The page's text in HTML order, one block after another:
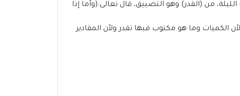
من (القدر) وهو التضييق، قال تعالى:(وأما إذا
الكميات وما هو مكتوب فيها تقدر ولأن المقادير